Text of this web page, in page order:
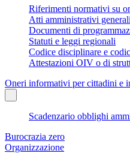
Riferimenti normativi su
Atti amministrativi generali
Documenti di
Statuti e leggi regionali
Codice disciplinare e
Attestazioni OIV o di
Oneri informativi per cittadini e
Scadenzario obblighi
Burocrazia zero
Organizzazione